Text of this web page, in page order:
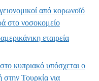
από κορωνοϊό
στο νοσοκομείο
εταιρεία
κυπριακό υπόσχεται ο
στην Τουρκία για